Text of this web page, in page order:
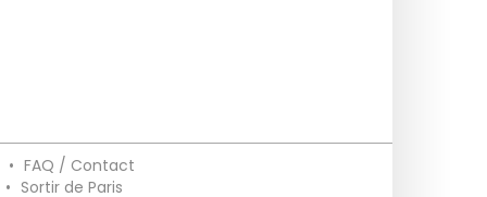
• FAQ / Contact
• Sortir de Paris